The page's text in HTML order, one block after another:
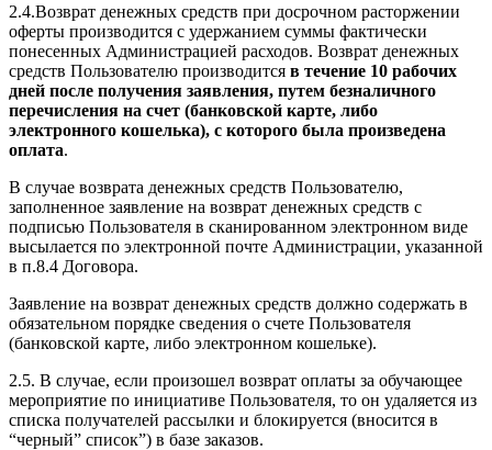
2.4.Возврат денежных средств при досрочном расторжении
оферты производится с удержанием суммы фактически
понесенных Администрацией расходов. Возврат денежных
средств Пользователю производится в течение 10 рабочих
дней после получения заявления, путем безналичного
перечисления на счет (банковской карте, либо
электронного кошелька), с которого была произведена
оплата.
В случае возврата денежных средств Пользователю,
заполненное заявление на возврат денежных средств с
подписью Пользователя в сканированном электронном виде
высылается по электронной почте Администрации, указанной
в п.8.4 Договора.
Заявление на возврат денежных средств должно содержать в
обязательном порядке сведения о счете Пользователя
(банковской карте, либо электронном кошельке).
2.5. В случае, если произошел возврат оплаты за обучающее
мероприятие по инициативе Пользователя, то он удаляется из
списка получателей рассылки и блокируется (вносится в
“черный” список”) в базе заказов.